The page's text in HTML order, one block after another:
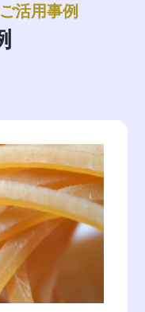
活用事例